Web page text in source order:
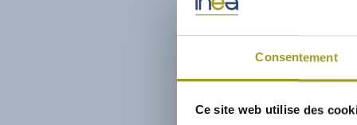
Consentement
Ce site web utilise des